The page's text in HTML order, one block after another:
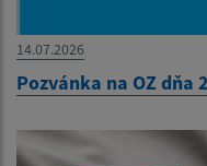
14.07.2026
Pozvánka na OZ dňa